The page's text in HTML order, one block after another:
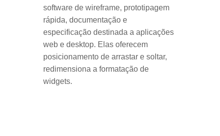
software de wireframe, prototipagem
rápida, documentação e
especificação destinada a aplicações
web e desktop. Elas oferecem
posicionamento de arrastar e soltar,
redimensiona a formatação de
widgets.